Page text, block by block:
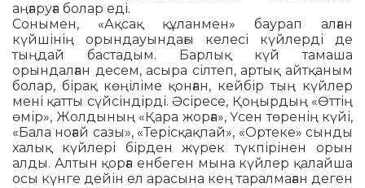
аңғаруға болар еді.
Сонымен, «Ақсақ құланмен» баурап алған
күйшінің орындауындағы келесі күйлерді де
тыңдай бастадым. Барлық күй тамаша
орындалған десем, асыра сілтеп, артық айтқаным
болар, бірақ көңіліме қонған, кейбір тың күйлер
мені қатты сүйсіндірді. Әсіресе, Қоңырдың «Өттің
өмір», Жолдының «Қара жорға», Үсен төренің күйі,
«Бала ноғай сазы», «Терісқақпай», «Ортеке» сынды
халық күйлері бірден жүрек түкпірінен орын
алды. Алтын қорға енбеген мына күйлер қалайша
осы күнге дейін ел арасына кең таралмаған деген